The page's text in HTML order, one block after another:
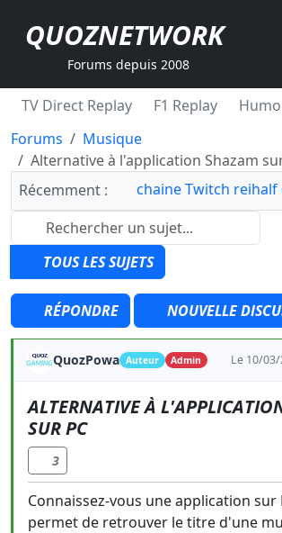
QUOZNETWORK
Forums depuis 2008
TV Direct Replay F1 Replay
Forums
Musique
Alternative à l'application Shazam
Récemment :
chaine Twitch
TOUS LES SUJETS
RÉPONDRE NOUVELLE
QuozPowa Auteur Admin Le 10/
ALTERNATIVE À
SUR PC
3
Connaissez-vous une application sur
permet de retrouver le titre d'une